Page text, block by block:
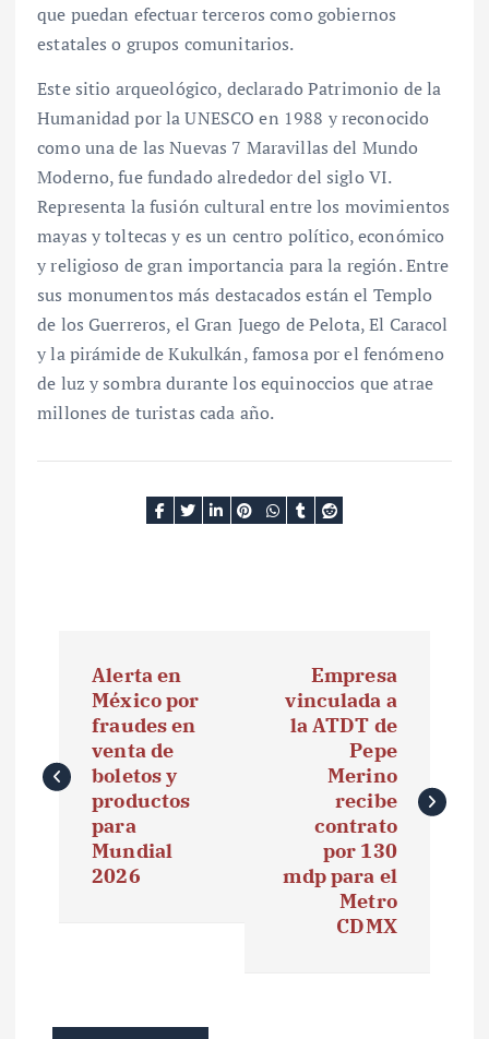
que puedan efectuar terceros como gobiernos
estatales o grupos comunitarios.
Este sitio arqueológico, declarado Patrimonio de la
Humanidad por la UNESCO en 1988 y reconocido
como una de las Nuevas 7 Maravillas del Mundo
Moderno, fue fundado alrededor del siglo VI.
Representa la fusión cultural entre los movimientos
mayas y toltecas y es un centro político, económico
y religioso de gran importancia para la región. Entre
sus monumentos más destacados están el Templo
de los Guerreros, el Gran Juego de Pelota, El Caracol
y la pirámide de Kukulkán, famosa por el fenómeno
de luz y sombra durante los equinoccios que atrae
millones de turistas cada año.
e
Alerta en
México por
fraudes en
venta de
boletos y
productos
para
Mundial
2026
Empresa
vinculada a
la ATDT de
Pepe
Merino
recibe
contrato
por 130
mdp para el
Metro
CDMX